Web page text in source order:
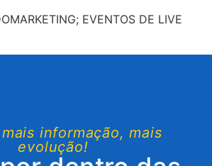
EVENTOS DE LIVE
informação, mais
evolução!